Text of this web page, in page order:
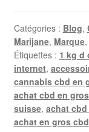
Catégories : Blog,
Marijane, Marque,
Étiquettes : 1 kg d
internet,
cannabis cbd en
achat cbd en
suisse, achat
achat en gros cbd